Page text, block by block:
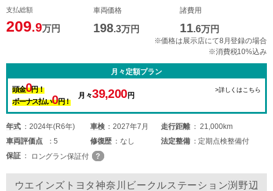
支払総額
209.9万円
車両価格
198.3万円
諸費用
11.6万円
※価格は展示店にて8月登録の場合
※消費税10%込み
月々定額プラン
頭金0円！
ボーナス払い0円！
月々39,200円
>詳しくはこちら
年式 2024年(R6年) 車検 2027年7月 走行距離
21,000km
車両評価点 5 修復歴 なし 法定整備
定期点検整備付
保証
ロングラン保証付
ウエインズトヨタ神奈川ビークルステーション渕野辺